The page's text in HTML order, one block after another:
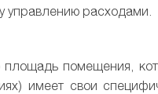
управлению расходами.
помещения,
имеет свои